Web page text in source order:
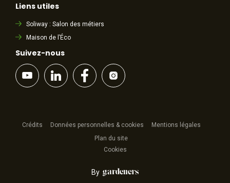
Liens utiles
Soliway : Salon des métiers
Maison de l’Éco
Suivez-nous
Crédits Données personnelles & cookies
Mentions légales
Plan du site
Cookies
By